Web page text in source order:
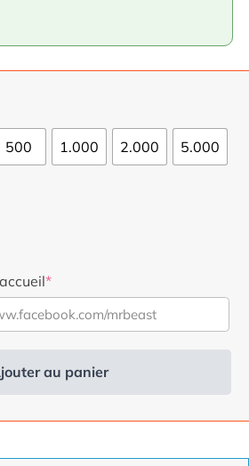
500 1.000 2.000 5.000
*
au panier